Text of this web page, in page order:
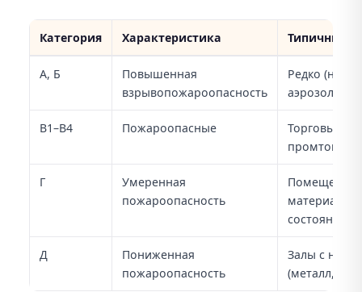
Категория Характеристика Типичный
А, Б
Повышенная
взрывопожароопасность
Редко
аэрозолей,
В1–В4 Пожароопасные
Торговые
Г
Умеренная
пожароопасность
Помещения
состоянии
Д
Пониженная
пожароопасность
Залы с
(металл,